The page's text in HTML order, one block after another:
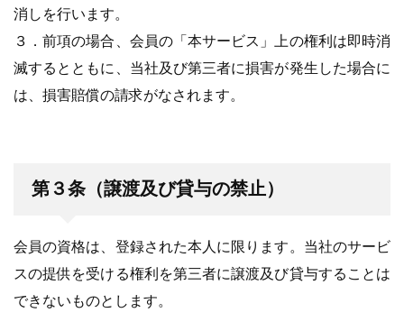
消しを行います。
３．前項の場合、会員の「本サービス」上の権利は即時消
滅するとともに、当社及び第三者に損害が発生した場合に
は、損害賠償の請求がなされます。
第３条（譲渡及び貸与の禁止）
会員の資格は、登録された本人に限ります。当社のサービ
スの提供を受ける権利を第三者に譲渡及び貸与することは
できないものとします。